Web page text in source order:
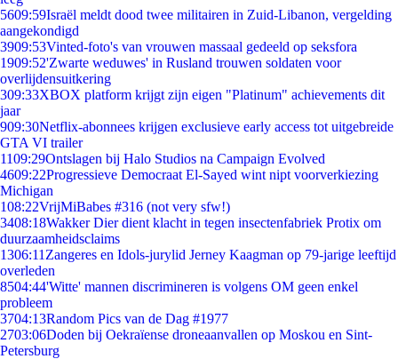
5609:59Israël meldt dood twee militairen in Zuid-Libanon, vergelding
aangekondigd
3909:53Vinted-foto's van vrouwen massaal gedeeld op seksfora
1909:52'Zwarte weduwes' in Rusland trouwen soldaten voor
overlijdensuitkering
309:33XBOX platform krijgt zijn eigen "Platinum" achievements dit
jaar
909:30Netflix-abonnees krijgen exclusieve early access tot uitgebreide
GTA VI trailer
1109:29Ontslagen bij Halo Studios na Campaign Evolved
4609:22Progressieve Democraat El-Sayed wint nipt voorverkiezing
Michigan
108:22VrijMiBabes #316 (not very sfw!)
3408:18Wakker Dier dient klacht in tegen insectenfabriek Protix om
duurzaamheidsclaims
1306:11 Zangeres en Idols-jurylid Jerney Kaagman op 79-jarige leeftijd
overleden
8504:44'Witte' mannen discrimineren is volgens OM geen enkel
probleem
3704:13Random Pics van de Dag #1977
2703:06Doden bij Oekraïense droneaanvallen op Moskou en Sint-
Petersburg